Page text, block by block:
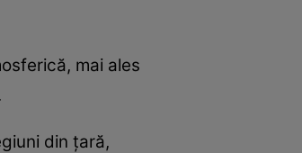
mai ales
din țară,